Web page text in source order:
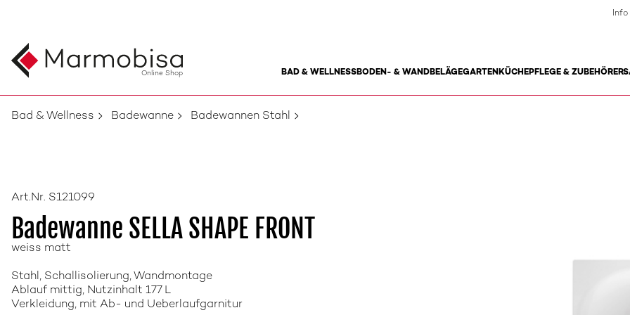
Online Shop BAD & WELLNESSBODEN- & WANDBELÄGEGARTENKÜCHEPFLEGE & ZUBEHÖR
Info
Bad & Wellness Badewanne Badewannen Stahl
Art.Nr. S121099
Badewanne SELLA SHAPE FRONT
weiss matt
Stahl, Schallisolierung, Wandmontage
Ablauf mittig, Nutzinhalt 177 L
Verkleidung, mit Ab- und Ueberlaufgarnitur